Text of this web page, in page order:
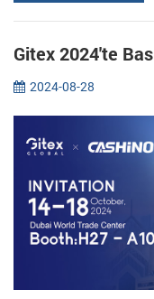
2024-08-28